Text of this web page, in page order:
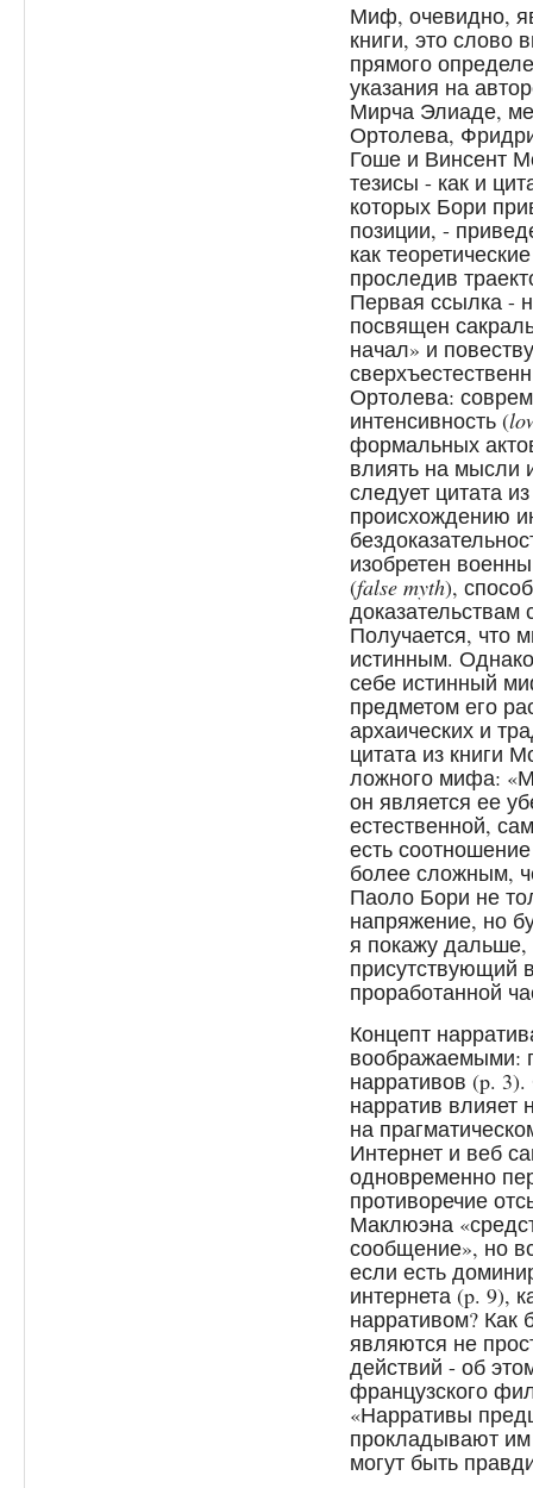
Миф, очевидно,
книги, это слово
прямого
указания на
Мирча Элиаде,
Ортолева,
Гоше и Винсент
тезисы - как и
которых Бори
позиции, -
как
проследив
Первая ссылка -
посвящен
начал» и
Ортолева:
интенсивность (
формальных
влиять на мысли
следует цитата
происхождению
изобретен
(false myth),
доказательствам
Получается, что
истинным.
себе истинный
предметом его
архаических и
цитата из книги
ложного мифа:
он является ее
естественной,
есть
более сложным,
Паоло Бори не
напряжение, но
я покажу дальше,
присутствующий
проработанной
Концепт
воображаемыми:
нарративов (p.
нарратив влияет
на
Интернет и веб
одновременно
противоречие
Маклюэна
сообщение», но
если есть
интернета (p. 9),
нарративом? Как
являются не
действий - об
французского
«Нарративы
прокладывают им
могут быть